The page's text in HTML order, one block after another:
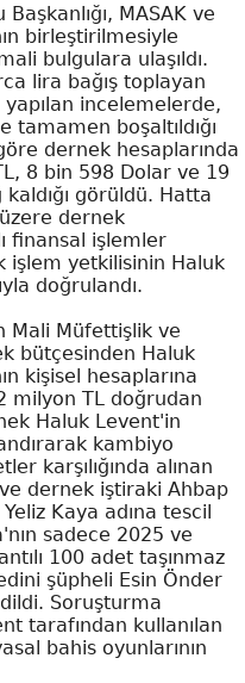
MASAK ve
birleştirilmesiyle
bulgulara ulaşıldı.
lira bağış toplayan
incelemelerde,
boşaltıldığı
dernek hesaplarında
8 bin 598 Dolar ve 19
görüldü. Hatta
dernek
finansal işlemler
işlem yetkilisinin Haluk
doğrulandı.
Mali Müfettişlik ve
bütçesinden Haluk
kişisel hesaplarına
milyon TL doğrudan
Haluk Levent'in
kambiyo
karşılığında alınan
dernek iştiraki Ahbap
Kaya adına tescil
sadece 2025 ve
100 adet taşınmaz
şüpheli Esin Önder
Soruşturma
tarafından kullanılan
bahis oyunlarının